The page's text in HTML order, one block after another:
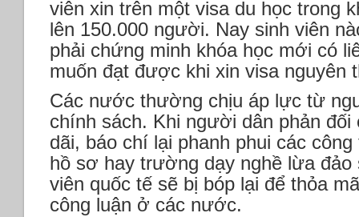
viên xin trên một visa du học trong
lên 150.000 người. Nay sinh viên
phải chứng minh khóa học mới có
muốn đạt được khi xin visa nguyên
Các nước thường chịu áp lực từ
chính sách. Khi người dân phản
dãi, báo chí lại phanh phui các
hồ sơ hay trường dạy nghề lừa đảo
viên quốc tế sẽ bị bóp lại để thỏa
công luận ở các nước.